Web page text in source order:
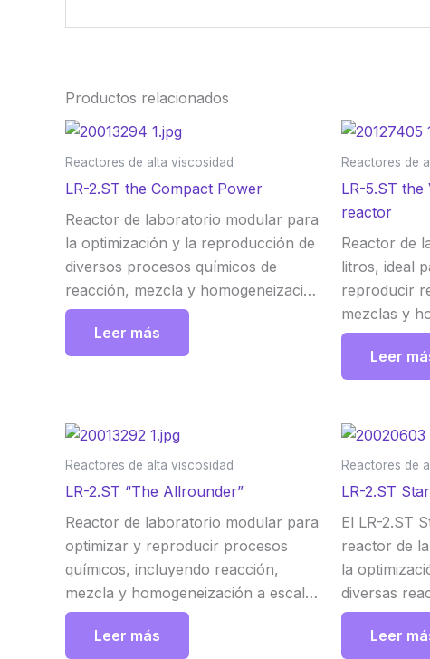
Productos relacionados
Reactores de alta viscosidad
LR-2.ST the Compact Power
Reactor de laboratorio modular para
la optimización y la reproducción de
diversos procesos químicos de
reacción, mezcla y homogeneización
a escala de laboratorio.
El sistema se caracteriza ante todo
por los alojamientos del eje de
los motores. En las conexiones libres
TURRAX®) y sensores de
temperatura, entre otros accesorios.
IKA
Leer más
Reactores de
LR-5.ST
reactor
Reactor de
litros, ideal
reproducir
mezclas y
agitador
segura del
invertir el
acuosas.
Leer
Reactores de alta viscosidad
LR-2.ST “The Allrounder”
Reactor de laboratorio modular para
optimizar y reproducir procesos
químicos, incluyendo reacción,
mezcla y homogeneización a escala
de laboratorio. Cuenta con
alojamientos del eje de agitación para
Leer más
Reactores de
LR-2.ST
El LR-2.ST
reactor de
la
diversas
como para
Leer